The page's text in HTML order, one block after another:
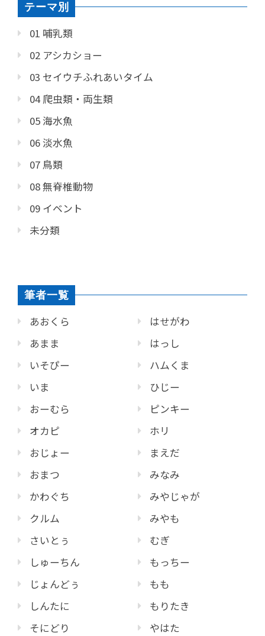
テーマ別
01 哺乳類
02 アシカショー
03 セイウチふれあいタイム
04 爬虫類・両生類
05 海水魚
06 淡水魚
07 鳥類
08 無脊椎動物
09 イベント
未分類
筆者一覧
あおくら
あまま
いそぴー
いま
おーむら
オカピ
おじょー
おまつ
かわぐち
クルム
さいとぅ
しゅーちん
じょんどぅ
しんたに
そにどり
はせがわ
はっし
ハムくま
ひじー
ピンキー
ホリ
まえだ
みなみ
みやじゃが
みやも
むぎ
もっちー
もも
もりたき
やはた